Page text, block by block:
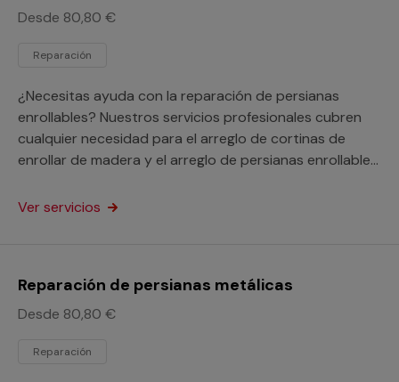
Desde 80,80 €
Reparación
¿Necesitas ayuda con la reparación de persianas
enrollables? Nuestros servicios profesionales cubren
cualquier necesidad para el arreglo de cortinas de
enrollar de madera y el arreglo de persianas enrollables
Ver servicios
Reparación de persianas metálicas
Desde 80,80 €
Reparación